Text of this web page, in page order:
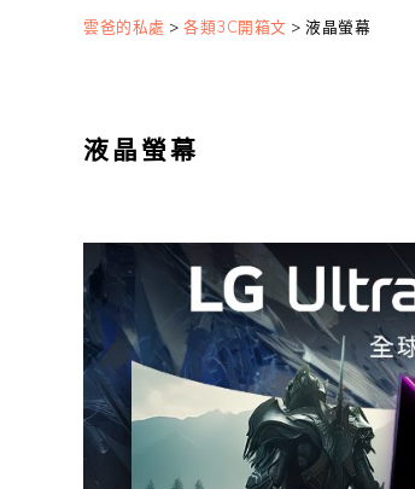
雲爸的私處 > 各類3C開箱文 > 液晶螢幕
液晶螢幕